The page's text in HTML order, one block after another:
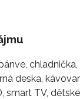
chladnička,
deska, kávovar
smart TV, dětské